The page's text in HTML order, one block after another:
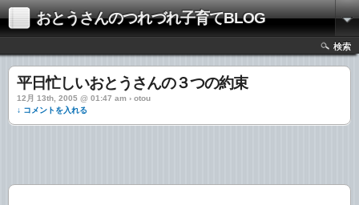
おとうさんのつれづれ子育てBLOG
検索
平日忙しいおとうさんの３つの約束
12月 13th, 2005 @ 01:47 am › otou
↓ コメントを入れる